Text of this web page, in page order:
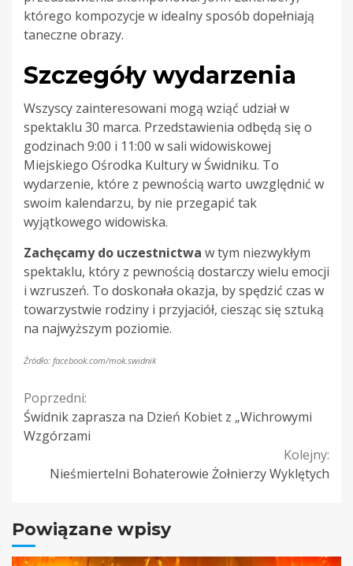
którego kompozycje w idealny sposób dopełniają
taneczne obrazy.
Szczegóły wydarzenia
Wszyscy zainteresowani mogą wziąć udział w
spektaklu 30 marca. Przedstawienia odbędą się o
godzinach 9:00 i 11:00 w sali widowiskowej
Miejskiego Ośrodka Kultury w Świdniku. To
wydarzenie, które z pewnością warto uwzględnić w
swoim kalendarzu, by nie przegapić tak
wyjątkowego widowiska.
Zachęcamy do uczestnictwa w tym niezwykłym
spektaklu, który z pewnością dostarczy wielu emocji
i wzruszeń. To doskonała okazja, by spędzić czas w
towarzystwie rodziny i przyjaciół, ciesząc się sztuką
na najwyższym poziomie.
Źródło: facebook.com/mok.swidnik
Continue
Reading
Poprzedni:
Świdnik zaprasza na Dzień Kobiet z „Wichrowymi
Wzgórzami
Kolejny:
Nieśmiertelni Bohaterowie Żołnierzy Wyklętych
Powiązane wpisy